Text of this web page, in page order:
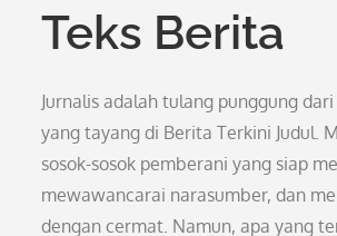
Teks Berita
Jurnalis adalah tulang punggung
yang tayang di Berita Terkini Judul.
sosok-sosok pemberani yang siap
mewawancarai narasumber, dan
dengan cermat. Namun, apa yang